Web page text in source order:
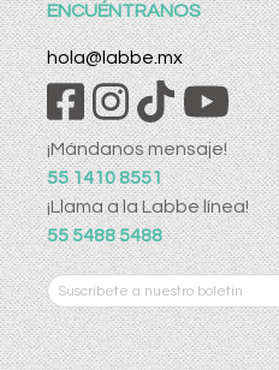
ENCUÉNTRANOS
hola@labbe.mx
¡Mándanos mensaje!
55 1410 8551
¡Llama a la Labbe línea!
55 5488 5488